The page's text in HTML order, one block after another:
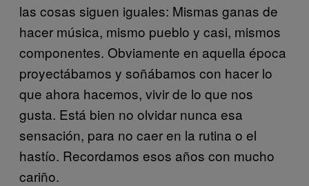
las cosas siguen iguales: Mismas ganas de
hacer música, mismo pueblo y casi, mismos
componentes. Obviamente en aquella época
proyectábamos y soñábamos con hacer lo
que ahora hacemos, vivir de lo que nos
gusta. Está bien no olvidar nunca esa
sensación, para no caer en la rutina o el
hastío. Recordamos esos años con mucho
cariño.